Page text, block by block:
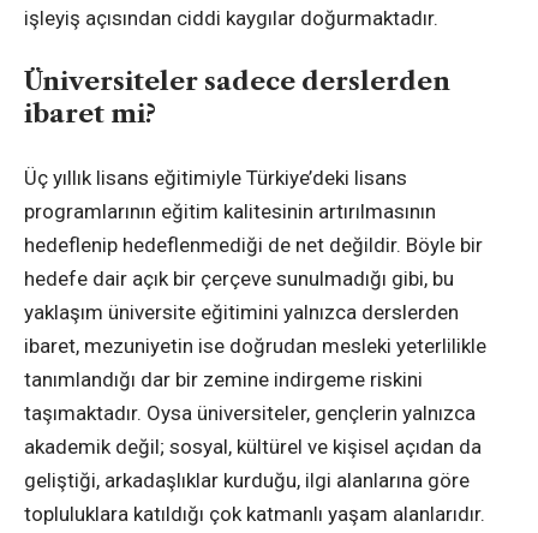
işleyiş açısından ciddi kaygılar doğurmaktadır.
Üniversiteler sadece derslerden
ibaret mi?
Üç yıllık lisans eğitimiyle Türkiye’deki lisans
programlarının eğitim kalitesinin artırılmasının
hedeflenip hedeflenmediği de net değildir. Böyle bir
hedefe dair açık bir çerçeve sunulmadığı gibi, bu
yaklaşım üniversite eğitimini yalnızca derslerden
ibaret, mezuniyetin ise doğrudan mesleki yeterlilikle
tanımlandığı dar bir zemine indirgeme riskini
taşımaktadır. Oysa üniversiteler, gençlerin yalnızca
akademik değil; sosyal, kültürel ve kişisel açıdan da
geliştiği, arkadaşlıklar kurduğu, ilgi alanlarına göre
topluluklara katıldığı çok katmanlı yaşam alanlarıdır.